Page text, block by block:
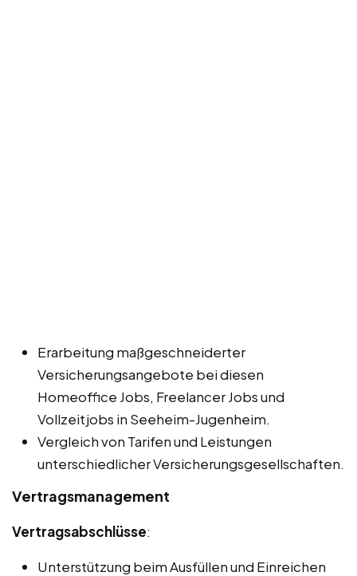
Erarbeitung maßgeschneiderter
Versicherungsangebote bei diesen
Homeoffice Jobs, Freelancer Jobs und
Vollzeitjobs in Seeheim-Jugenheim.
Vergleich von Tarifen und Leistungen
unterschiedlicher Versicherungsgesellschaften.
Vertragsmanagement
Vertragsabschlüsse:
Unterstützung beim Ausfüllen und Einreichen